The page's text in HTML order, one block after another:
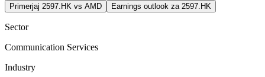
Primerjaj 2597.HK vs AMD
Earnings outlook za 2597.HK
Sector
Communication Services
Industry